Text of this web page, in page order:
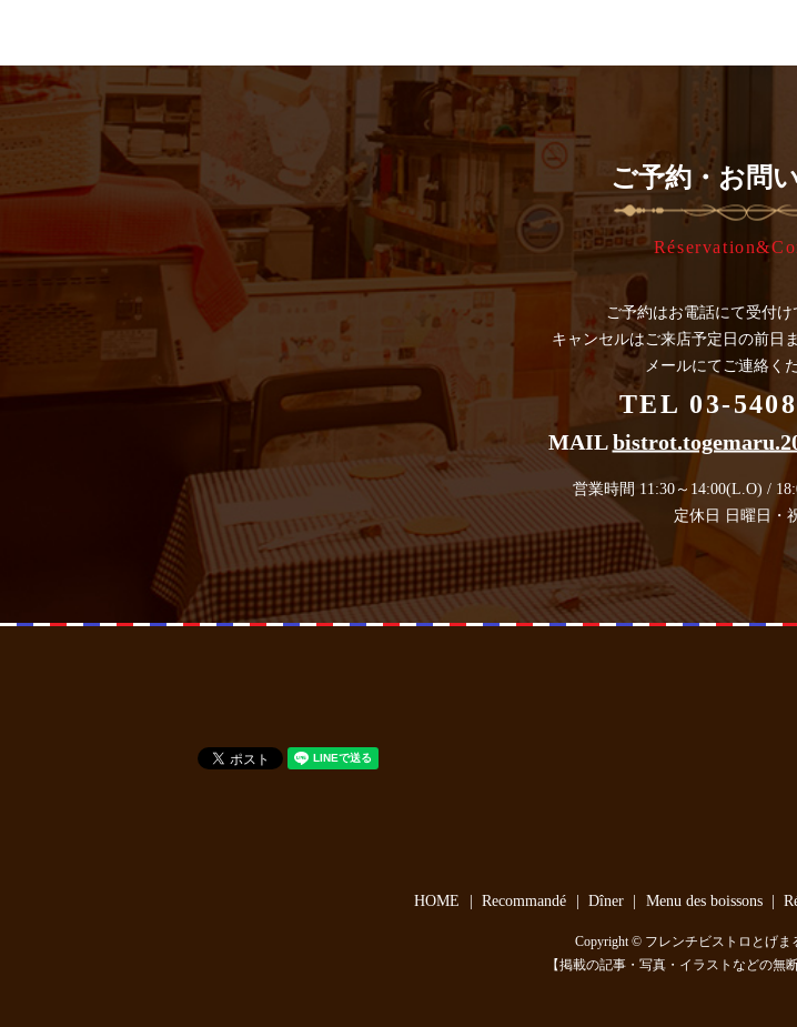
ご予約・お問
ご予約はお電話にて受付け
キャンセルはご来店予定日の前日
メールにてご連絡く
TEL 03-
MAIL
営業時間 11:30～14:00(L.O) /
定休日 日曜日・
HOME Recommandé Dîner Menu des boissons
Copyright © フレンチビストロとげま
【掲載の記事・写真・イラストなどの無